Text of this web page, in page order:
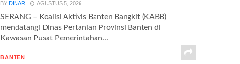
BYDINAR AGUSTUS 5, 2026
SERANG – Koalisi Aktivis Banten Bangkit (KABB)
mendatangi Dinas Pertanian Provinsi Banten di
Kawasan Pusat Pemerintahan...
BANTEN